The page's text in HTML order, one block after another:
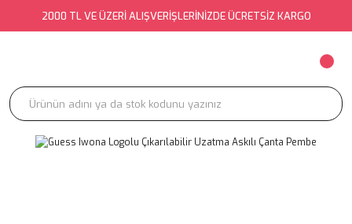
2000 TL VE ÜZERİ ALIŞVERİŞLERİNİZDE ÜCRETSİZ KARGO